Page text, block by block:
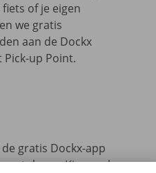
of je eigen
we gratis
aan de Dockx
Pick-up Point.
gratis Dockx-app
Kies snel